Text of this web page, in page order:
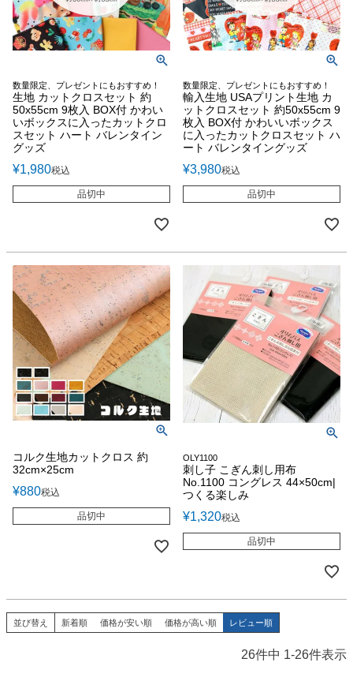
数量限定、プレゼントにもおすすめ！
生地 カットクロスセット 約
50x55cm 9枚入 BOX付 かわい
いボックスに入ったカットクロ
スセット ハート バレンタイン
グッズ
¥1,980税込
品切中
数量限定、プレゼントにもおすすめ！
輸入生地 USAプリント生地 カ
ットクロスセット 約50x55cm 9
枚入 BOX付 かわいいボックス
に入ったカットクロスセット ハ
ート バレンタイングッズ
¥3,980税込
品切中
コルク生地カットクロス 約
32cm×25cm
¥880税込
品切中
OLY1100
刺し子 こぎん刺し用布
No.1100 コングレス 44×50cm|
つくる楽しみ
¥1,320税込
品切中
並び替え 新着順 価格が安い順 価格が高い順 レビュー順
26件中 1-26件表示